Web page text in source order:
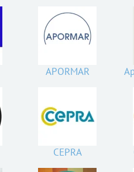
APORMAR
CEPRA